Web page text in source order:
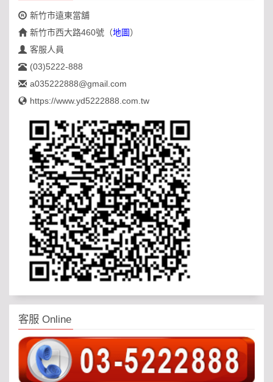
新竹市遠東當舖
新竹市西大路460號 （地圖）
客服人員
(03)5222-888
a035222888@gmail.com
https://www.yd5222888.com.tw
客服 Online